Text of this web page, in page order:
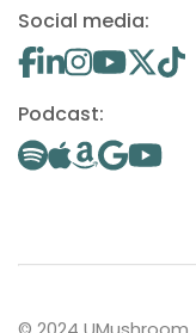
Social media:
Podcast: